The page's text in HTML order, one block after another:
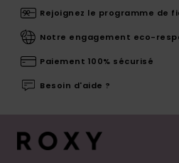
Rejoignez le programme de
Notre engagement eco-
Paiement 100% sécurisé
Besoin d'aide ?